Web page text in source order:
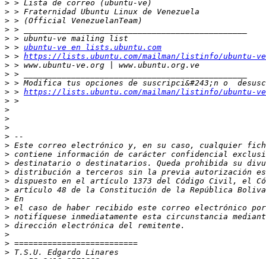
>
>
>
>
>
> > ubuntu-ve en lists.ubuntu.com
> > https://lists.ubuntu.com/mailman/listinfo/ubuntu-ve
>
>
>
> > https://lists.ubuntu.com/mailman/listinfo/ubuntu-ve
>
>
>
>
>
>
>
>
>
>
>
>
>
>
>
>
>
>